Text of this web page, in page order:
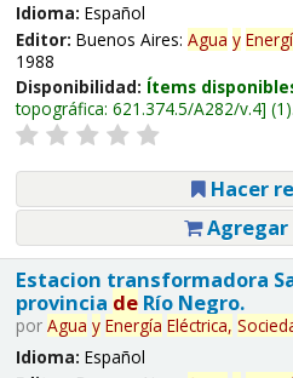
Idioma: Español
Editor: Buenos Aires: Agua y
1988
Disponibilidad: Ítems
topográfica: 621.374.5/A282/v.4 (1).
Hacer
Estacion transformadora
provincia deRío Negro.
por Agua y Energía Eléctrica,
Idioma: Español